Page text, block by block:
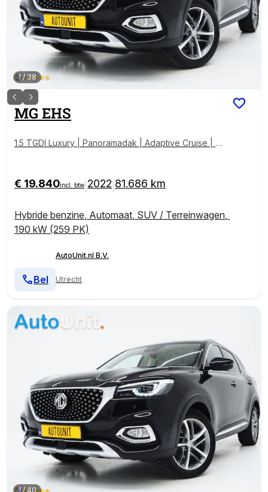
1/38
MG EHS
1.5 TGDI Luxury | Panoramadak | Adaptive Cruise | S
€ 19.840incl. btw 2022 81.686 km
Hybride benzine, Automaat, SUV / Terreinwagen,
190 kW (259 PK)
AutoUnit.nl B.V.
Utrecht
Bel
1/40